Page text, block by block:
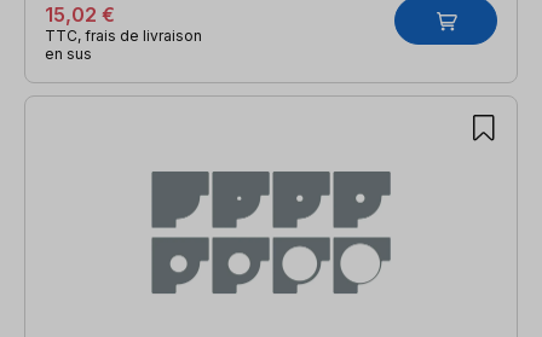
15,02 €
TTC, frais de livraison
en sus